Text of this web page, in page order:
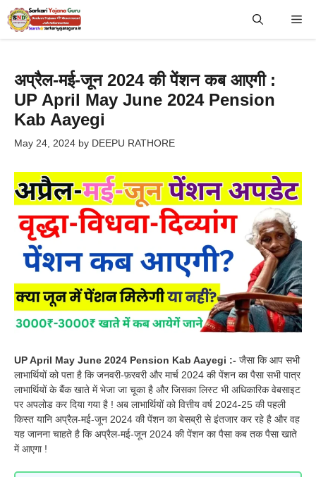
Skip
to
अप्रैल-मई-जून 2024 की पेंशन कब आएगी :
UP April May June 2024 Pension
Kab Aayegi
May 24, 2024 by DEEPU RATHORE
UP April May June 2024 Pension Kab Aayegi :- जैसा कि आप सभी
लाभार्थियों को पता है कि जनवरी-फ़रवरी और मार्च 2024 की पेंशन का पैसा सभी पात्र
लाभार्थियों के बैंक खाते में भेजा जा चूका है और जिसका लिस्ट भी अधिकारिक वेबसाइट
पर अपलोड कर दिया गया है ! अब लाभार्थियों को वित्तीय वर्ष 2024-25 की पहली
किस्त यानि अप्रैल-मई-जून 2024 की पेंशन का बेसब्री से इंतजार कर रहे है और वह
यह जानना चाहते है कि अप्रैल-मई-जून 2024 की पेंशन का पैसा कब तक पैसा खाते
में आएगा !